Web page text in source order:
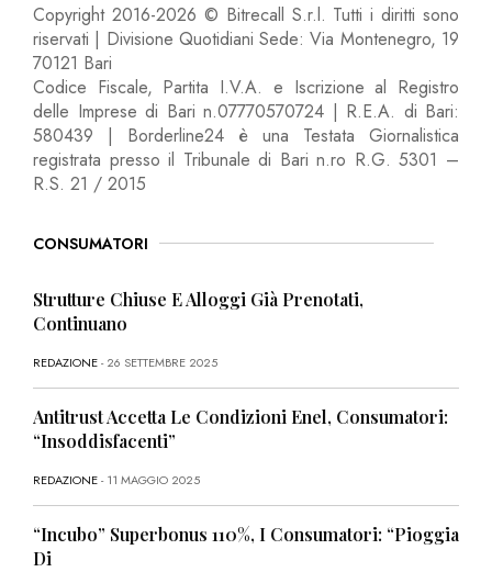
Copyright 2016-2026 © Bitrecall S.r.l. Tutti i diritti sono
riservati | Divisione Quotidiani Sede: Via Montenegro, 19
70121 Bari
Codice Fiscale, Partita I.V.A. e Iscrizione al Registro
delle Imprese di Bari n.07770570724 | R.E.A. di Bari:
580439 | Borderline24 è una Testata Giornalistica
registrata presso il Tribunale di Bari n.ro R.G. 5301 –
R.S. 21 / 2015
CONSUMATORI
Strutture Chiuse E Alloggi Già Prenotati,
Continuano
REDAZIONE- 26 SETTEMBRE 2025
Antitrust Accetta Le Condizioni Enel, Consumatori:
“Insoddisfacenti”
REDAZIONE- 11 MAGGIO 2025
“Incubo” Superbonus 110%, I Consumatori: “Pioggia
Di